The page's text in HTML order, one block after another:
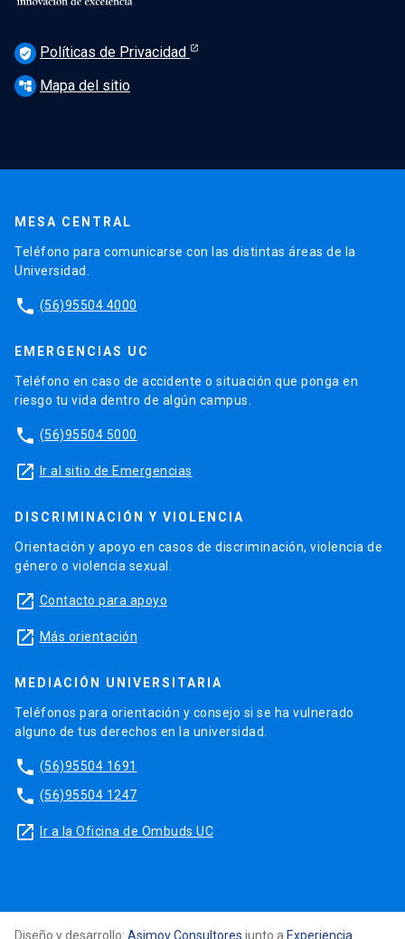
verified_user Políticas de Privacidad
account_tree Mapa del sitio
MESA CENTRAL
Teléfono para comunicarse con las distintas áreas de la
Universidad.
phone (56)95504 4000
EMERGENCIAS UC
Teléfono en caso de accidente o situación que ponga en
riesgo tu vida dentro de algún campus.
phone (56)95504 5000
launch Ir al sitio de Emergencias
DISCRIMINACIÓN Y VIOLENCIA
Orientación y apoyo en casos de discriminación, violencia de
género o violencia sexual.
launch Contacto para apoyo
launch Más orientación
MEDIACIÓN UNIVERSITARIA
Teléfonos para orientación y consejo si se ha vulnerado
alguno de tus derechos en la universidad.
phone (56)95504 1691
phone (56)95504 1247
launch Ir a la Oficina de Ombuds UC
Diseño y desarrollo: Asimov Consultores junto a Experiencia